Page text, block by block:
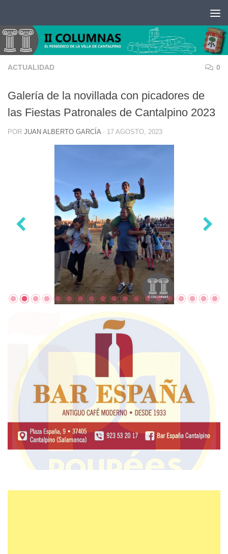
ACTUALIDAD 0
Galería de la novillada con picadores de
las Fiestas Patronales de Cantalpino 2023
POR JUAN ALBERTO GARCÍA · 17 AGOSTO, 2023